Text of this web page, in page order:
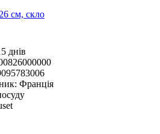
см, скло
днів
Франція